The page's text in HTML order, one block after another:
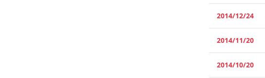
2014/12/24
2014/11/20
2014/10/20